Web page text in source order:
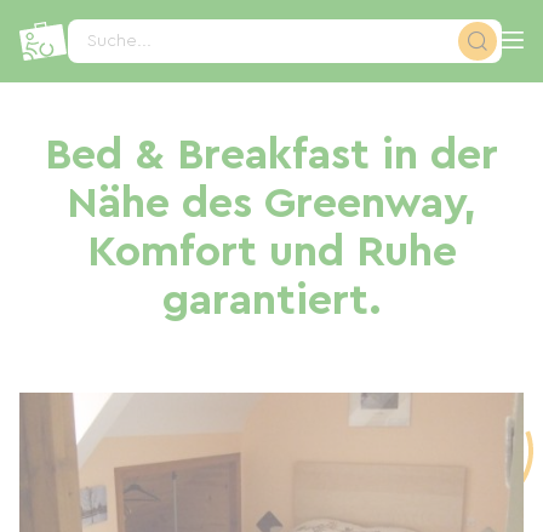
Suche...
Bed & Breakfast in der
Nähe des Greenway,
Komfort und Ruhe
garantiert.
Cookie-Einstellungen